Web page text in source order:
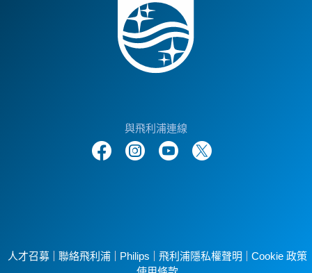
與飛利浦連線
人才召募 聯絡飛利浦 Philips 飛利浦隱私權聲明
Cookie 政策